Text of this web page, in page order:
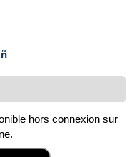
ñ
hors connexion sur